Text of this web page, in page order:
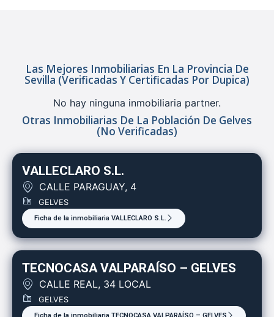
Las Mejores Inmobiliarias En La Provincia De
Sevilla (verificadas Y Certificadas Por Dupica)
No hay ninguna inmobiliaria partner.
Otras Inmobiliarias De La Población De Gelves
(no Verificadas)
VALLECLARO S.L.
CALLE PARAGUAY, 4
GELVES
Ficha de la inmobiliaria VALLECLARO S.L.
TECNOCASA VALPARAÍSO – GELVES
CALLE REAL, 34 LOCAL
GELVES